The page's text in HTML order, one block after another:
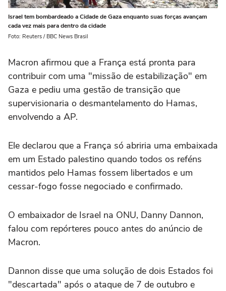
Israel tem bombardeado a Cidade de Gaza enquanto suas forças avançam
cada vez mais para dentro da cidade
Foto: Reuters / BBC News Brasil
Macron afirmou que a França está pronta para
contribuir com uma "missão de estabilização" em
Gaza e pediu uma gestão de transição que
supervisionaria o desmantelamento do Hamas,
envolvendo a AP.
Ele declarou que a França só abriria uma embaixada
em um Estado palestino quando todos os reféns
mantidos pelo Hamas fossem libertados e um
cessar-fogo fosse negociado e confirmado.
O embaixador de Israel na ONU, Danny Dannon,
falou com repórteres pouco antes do anúncio de
Macron.
Dannon disse que uma solução de dois Estados foi
"descartada" após o ataque de 7 de outubro e